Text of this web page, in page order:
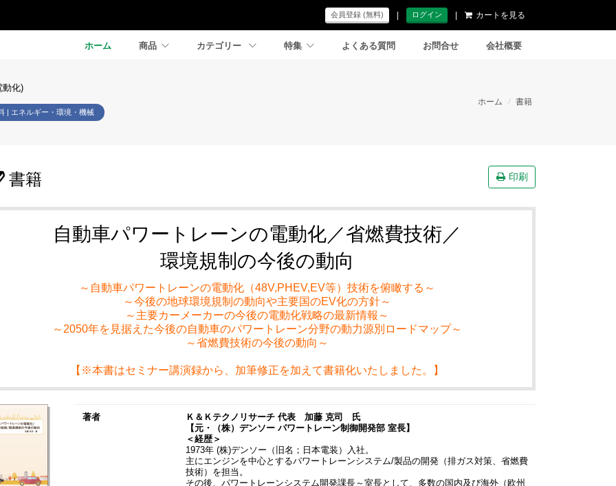
会員登録 (無料) | ログイン | カートを見る
ホーム 商品 カテゴリー 特集 よくある質問 お問合せ 会社概要
動化)
| エネルギー・環境・機械
ホーム / 書籍
書籍 印刷
自動車パワートレーンの電動化／省燃費技術／
環境規制の今後の動向
～自動車パワートレーンの電動化（48V,PHEV,EV等）技術を俯瞰する～
～今後の地球環境規制の動向や主要国のEV化の方針～
～主要カーメーカーの今後の電動化戦略の最新情報～
～2050年を見据えた今後の自動車のパワートレーン分野の動力源別ロードマップ～
～省燃費技術の今後の動向～
【※本書はセミナー講演録から、加筆修正を加えて書籍化いたしました。】
著者
Ｋ＆Ｋテクノリサーチ 代表 加藤 克司 氏
【元・（株）デンソー パワートレーン制御開発部 室長】
＜経歴＞
1973年 (株)デンソー（旧名；日本電装）入社。
主にエンジンを中心とするパワートレーンシステム/製品の開発（排ガス対策、省燃費
技術）を担当。
その後、パワートレーンシステム開発課長～室長として、多数の国内及び海外（欧州